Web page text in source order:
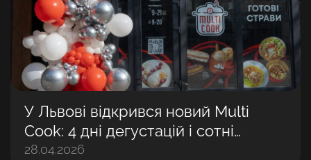
У Львові відкрився новий Multi
Cook: 4 дні дегустацій і сотні
задоволених гостей
28.04.2026